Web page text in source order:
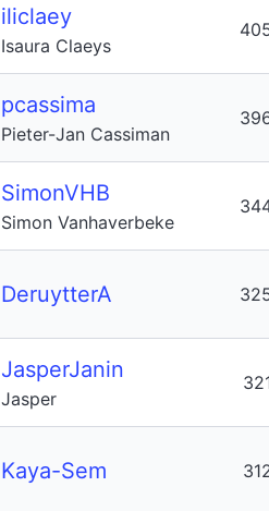
iliclaey
Isaura Claeys
pcassima
Pieter-Jan Cassiman
SimonVHB
Simon Vanhaverbeke
DeruytterA
JasperJanin
Jasper
Kaya-Sem